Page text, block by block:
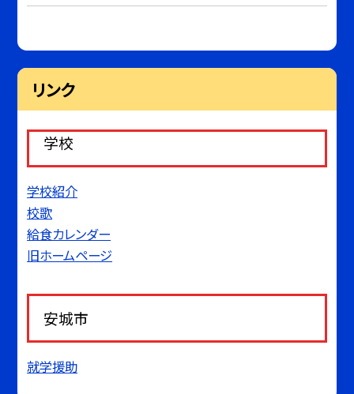
リンク
学校
学校紹介
校歌
給食カレンダー
旧ホームページ
安城市
就学援助